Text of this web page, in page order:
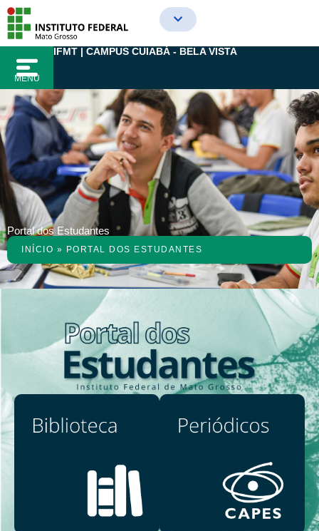
para
conteúdo
MENU
IFMT | CAMPUS CUIABÁ - BELA VISTA
Portal dos Estudantes
INÍCIO » PORTAL DOS ESTUDANTES